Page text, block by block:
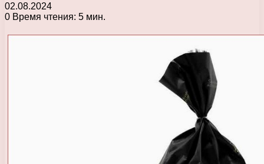
02.08.2024
0 Время чтения: 5 мин.